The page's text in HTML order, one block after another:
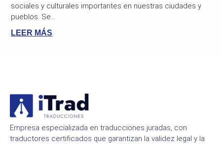
sociales y culturales importantes en nuestras ciudades y
pueblos. Se...
LEER MÁS
Empresa especializada en traducciones juradas, con
traductores certificados que garantizan la validez legal y la